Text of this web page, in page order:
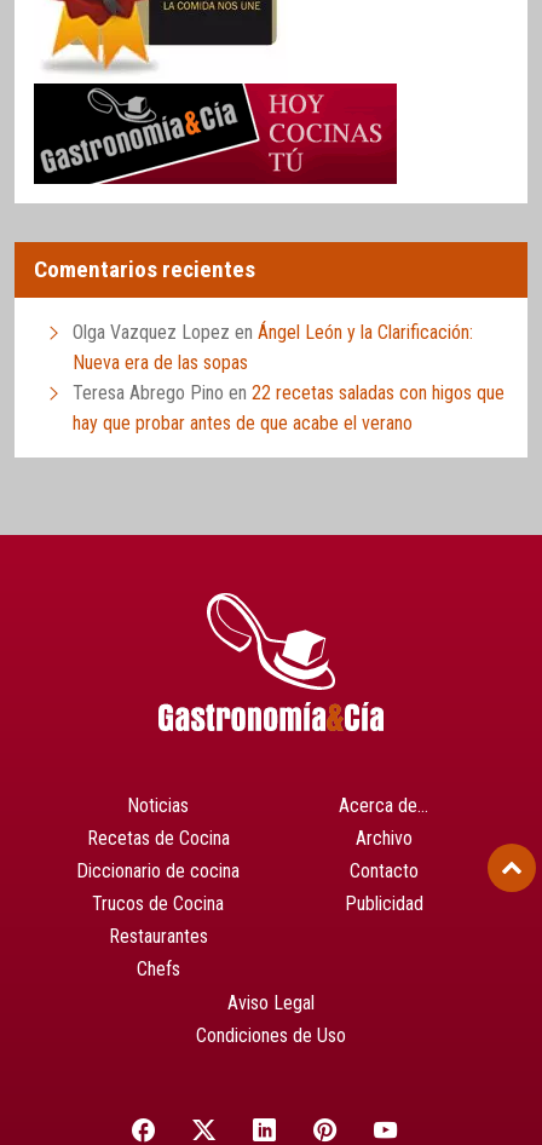
Comentarios recientes
Olga Vazquez Lopez en Ángel León y la Clarificación:
Nueva era de las sopas
Teresa Abrego Pino en 22 recetas saladas con higos que
hay que probar antes de que acabe el verano
Noticias
Recetas de Cocina
Diccionario de cocina
Trucos de Cocina
Restaurantes
Chefs
Acerca de…
Archivo
Contacto
Publicidad
Aviso Legal
Condiciones de Uso